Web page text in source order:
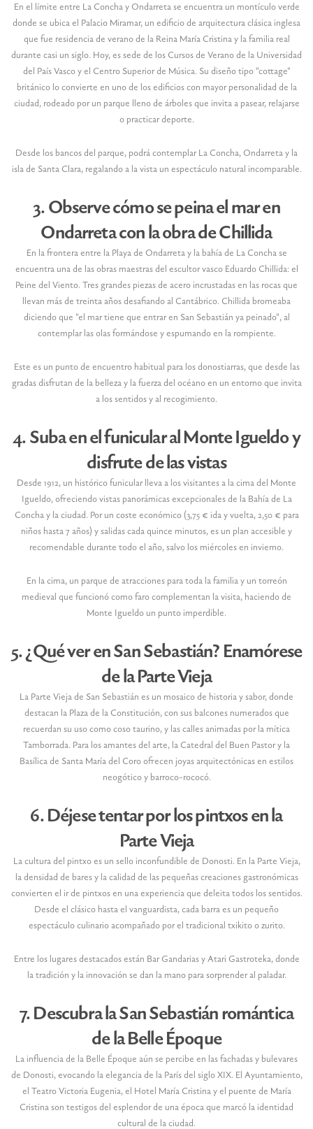
En el límite entre La Concha y Ondarreta se encuentra un montículo verde
donde se ubica el Palacio Miramar, un edificio de arquitectura clásica inglesa
que fue residencia de verano de la Reina María Cristina y la familia real
durante casi un siglo. Hoy, es sede de los Cursos de Verano de la Universidad
del País Vasco y el Centro Superior de Música. Su diseño tipo "cottage"
británico lo convierte en uno de los edificios con mayor personalidad de la
ciudad, rodeado por un parque lleno de árboles que invita a pasear, relajarse
o practicar deporte.
Desde los bancos del parque, podrá contemplar La Concha, Ondarreta y la
isla de Santa Clara, regalando a la vista un espectáculo natural incomparable.
3. Observe cómo se peina el mar en
Ondarreta con la obra de Chillida
En la frontera entre la Playa de Ondarreta y la bahía de La Concha se
encuentra una de las obras maestras del escultor vasco Eduardo Chillida: el
Peine del Viento. Tres grandes piezas de acero incrustadas en las rocas que
llevan más de treinta años desafiando al Cantábrico. Chillida bromeaba
diciendo que "el mar tiene que entrar en San Sebastián ya peinado", al
contemplar las olas formándose y espumando en la rompiente.
Este es un punto de encuentro habitual para los donostiarras, que desde las
gradas disfrutan de la belleza y la fuerza del océano en un entorno que invita
a los sentidos y al recogimiento.
4. Suba en el funicular al Monte Igueldo y
disfrute de las vistas
Desde 1912, un histórico funicular lleva a los visitantes a la cima del Monte
Igueldo, ofreciendo vistas panorámicas excepcionales de la Bahía de La
Concha y la ciudad. Por un coste económico (3,75 € ida y vuelta, 2,50 € para
niños hasta 7 años) y salidas cada quince minutos, es un plan accesible y
recomendable durante todo el año, salvo los miércoles en invierno.
En la cima, un parque de atracciones para toda la familia y un torreón
medieval que funcionó como faro complementan la visita, haciendo de
Monte Igueldo un punto imperdible.
5. ¿Qué ver en San Sebastián? Enamórese
de la Parte Vieja
La Parte Vieja de San Sebastián es un mosaico de historia y sabor, donde
destacan la Plaza de la Constitución, con sus balcones numerados que
recuerdan su uso como coso taurino, y las calles animadas por la mítica
Tamborrada. Para los amantes del arte, la Catedral del Buen Pastor y la
Basílica de Santa María del Coro ofrecen joyas arquitectónicas en estilos
neogótico y barroco-rococó.
6. Déjese tentar por los pintxos en la
Parte Vieja
La cultura del pintxo es un sello inconfundible de Donosti. En la Parte Vieja,
la densidad de bares y la calidad de las pequeñas creaciones gastronómicas
convierten el ir de pintxos en una experiencia que deleita todos los sentidos.
Desde el clásico hasta el vanguardista, cada barra es un pequeño
espectáculo culinario acompañado por el tradicional txikito o zurito.
Entre los lugares destacados están Bar Gandarias y Atari Gastroteka, donde
la tradición y la innovación se dan la mano para sorprender al paladar.
7. Descubra la San Sebastián romántica
de la Belle Époque
La influencia de la Belle Époque aún se percibe en las fachadas y bulevares
de Donosti, evocando la elegancia de la París del siglo XIX. El Ayuntamiento,
el Teatro Victoria Eugenia, el Hotel María Cristina y el puente de María
Cristina son testigos del esplendor de una época que marcó la identidad
cultural de la ciudad.